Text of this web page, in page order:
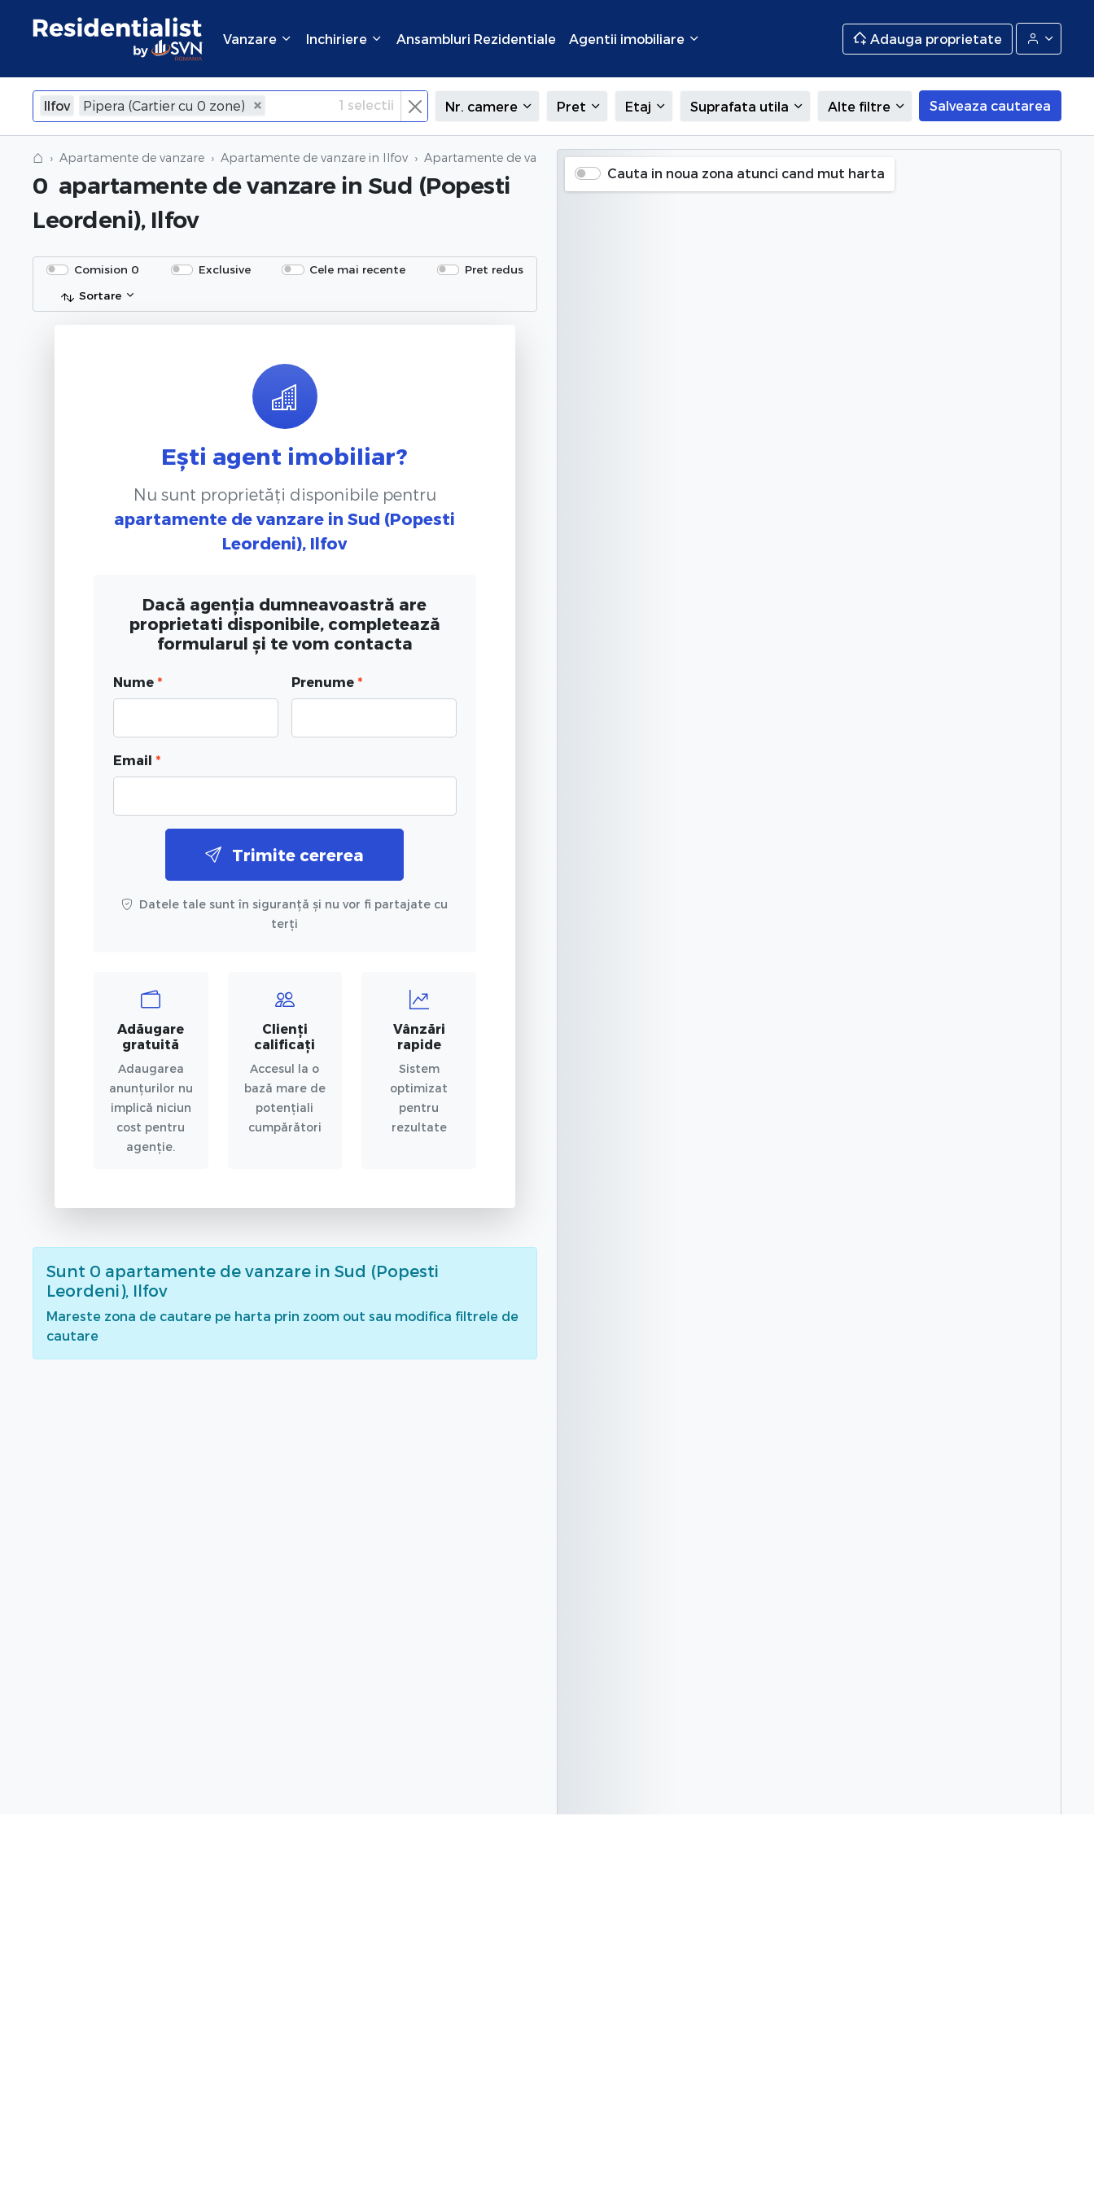
Vanzare Inchiriere Ansambluri Rezidentiale Agentii imobiliare Adauga proprietate
Ilfov Pipera (Cartier cu 0 zone)
×Inchide
1 selectii Nr. camere Pret Etaj Suprafata utila Alte filtre Salveaza cautarea
⌂ Apartamente de vanzare Apartamente de vanzare in Ilfov Apartamente de vanzare in Sud (Popesti Leordeni), Ilfov
0 apartamente de vanzare in Sud (Popesti
Leordeni), Ilfov
Comision 0 Exclusive Cele mai recente
Pret redus
Sortare
Ești agent imobiliar?
Nu sunt proprietăți disponibile pentru
apartamente de vanzare in Sud (Popesti
Leordeni), Ilfov
Dacă agenția dumneavoastră are
proprietati disponibile, completează
formularul și te vom contacta
Nume * Prenume *
Email *
Trimite cererea
Datele tale sunt în siguranță și nu vor fi partajate cu
terți
Adăugare
gratuită
Adaugarea
anunțurilor nu
implică niciun
cost pentru
agenție.
Clienți
calificați
Accesul la o
bază mare de
potențiali
cumpărători
Vânzări
rapide
Sistem
optimizat
pentru
rezultate
Sunt 0 apartamente de vanzare in Sud (Popesti
Leordeni), Ilfov
Mareste zona de cautare pe harta prin zoom out sau modifica filtrele de
cautare
Cauta in noua zona atunci cand mut harta